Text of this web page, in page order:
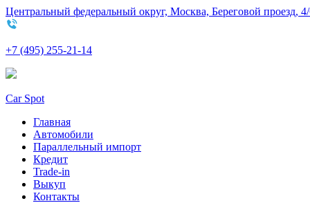
Центральный федеральный округ, Москва, Береговой проезд,
+7 (495) 255-21-14
Car Spot
Главная
Автомобили
Параллельный импорт
Кредит
Trade-in
Выкуп
Контакты